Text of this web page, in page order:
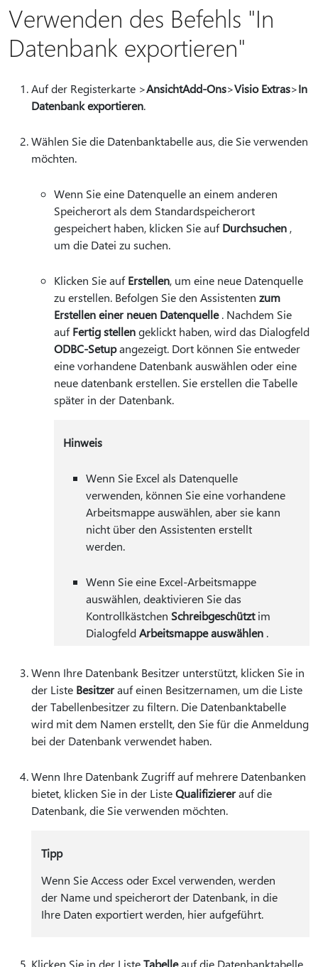
Verwenden des Befehls "In
Datenbank exportieren"
Auf der Registerkarte >AnsichtAdd-Ons>Visio Extras>In
Datenbank exportieren.
Wählen Sie die Datenbanktabelle aus, die Sie verwenden
möchten.
Wenn Sie eine Datenquelle an einem anderen
Speicherort als dem Standardspeicherort
gespeichert haben, klicken Sie aufDurchsuchen ,
um die Datei zu suchen.
Klicken Sie aufErstellen, um eine neue Datenquelle
zu erstellen. Befolgen Sie den Assistenten zum
Erstellen einer neuen Datenquelle. Nachdem Sie
aufFertig stellengeklickt haben, wird das Dialogfeld
ODBC-Setupangezeigt. Dort können Sie entweder
eine vorhandene Datenbank auswählen oder eine
neue datenbank erstellen. Sie erstellen die Tabelle
später in der Datenbank.
Hinweis
Wenn Sie Excel als Datenquelle
verwenden, können Sie eine vorhandene
Arbeitsmappe auswählen, aber sie kann
nicht über den Assistenten erstellt
werden.
Wenn Sie eine Excel-Arbeitsmappe
auswählen, deaktivieren Sie das
Kontrollkästchen Schreibgeschütztim
DialogfeldArbeitsmappe auswählen.
Wenn Ihre Datenbank Besitzer unterstützt, klicken Sie in
der Liste Besitzerauf einen Besitzernamen, um die Liste
der Tabellenbesitzer zu filtern. Die Datenbanktabelle
wird mit dem Namen erstellt, den Sie für die Anmeldung
bei der Datenbank verwendet haben.
Wenn Ihre Datenbank Zugriff auf mehrere Datenbanken
bietet, klicken Sie in der ListeQualifiziererauf die
Datenbank, die Sie verwenden möchten.
Tipp
Wenn Sie Access oder Excel verwenden, werden
der Name und speicherort der Datenbank, in die
Ihre Daten exportiert werden, hier aufgeführt.
Klicken Sie in der ListeTabelleauf die Datenbanktabelle,